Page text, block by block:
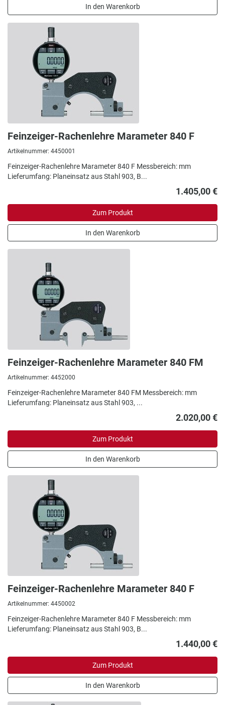
In den Warenkorb
Feinzeiger-Rachenlehre Marameter 840 F
Artikelnummer: 4450001
Feinzeiger-Rachenlehre Marameter 840 F Messbereich: mm
Lieferumfang: Planeinsatz aus Stahl 903, B...
1.405,00 €
Zum Produkt
In den Warenkorb
Feinzeiger-Rachenlehre Marameter 840 FM
Artikelnummer: 4452000
Feinzeiger-Rachenlehre Marameter 840 FM Messbereich: mm
Lieferumfang: Planeinsatz aus Stahl 903, ...
2.020,00 €
Zum Produkt
In den Warenkorb
Feinzeiger-Rachenlehre Marameter 840 F
Artikelnummer: 4450002
Feinzeiger-Rachenlehre Marameter 840 F Messbereich: mm
Lieferumfang: Planeinsatz aus Stahl 903, B...
1.440,00 €
Zum Produkt
In den Warenkorb